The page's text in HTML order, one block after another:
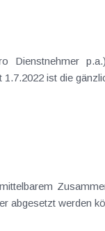
Dienstnehmer
ist die
abgesetzt werden